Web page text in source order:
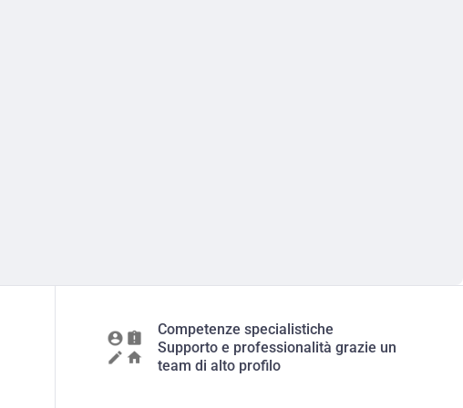
Competenze specialistiche
Supporto e professionalità grazie un
team di alto profilo